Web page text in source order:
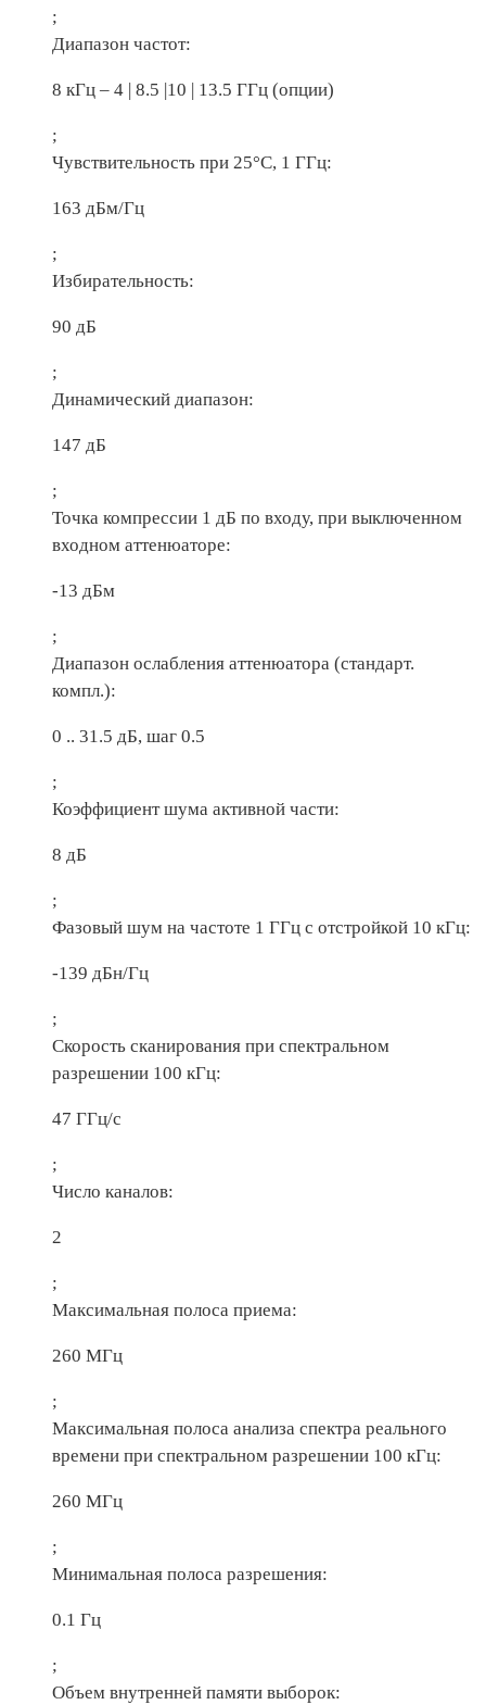
;
Диапазон частот:
8 кГц – 4 | 8.5 |10 | 13.5 ГГц (опции)
;
Чувствительность при 25°C, 1 ГГц:
163 дБм/Гц
;
Избирательность:
90 дБ
;
Динамический диапазон:
147 дБ
;
Точка компрессии 1 дБ по входу, при выключенном
входном аттенюаторе:
-13 дБм
;
Диапазон ослабления аттенюатора (стандарт.
компл.):
0 .. 31.5 дБ, шаг 0.5
;
Коэффициент шума активной части:
8 дБ
;
Фазовый шум на частоте 1 ГГц с отстройкой 10 кГц:
-139 дБн/Гц
;
Скорость сканирования при спектральном
разрешении 100 кГц:
47 ГГц/с
;
Число каналов:
2
;
Максимальная полоса приема:
260 МГц
;
Максимальная полоса анализа спектра реального
времени при спектральном разрешении 100 кГц:
260 МГц
;
Минимальная полоса разрешения:
0.1 Гц
;
Объем внутренней памяти выборок: